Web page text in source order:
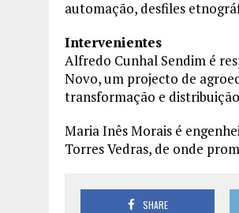
automação, desfiles
Intervenientes
Alfredo Cunhal Sendim é
Novo, um projecto de
transformação e
Maria Inês Morais é
Torres Vedras, de onde
SHARE